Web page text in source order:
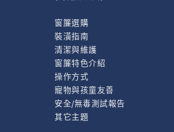
窗簾選購
裝潢指南
清潔與維護
窗簾特色介紹
操作方式
寵物與孩童友善
安全/無毒測試報告
其它主題